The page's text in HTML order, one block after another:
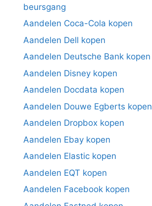
beursgang
Aandelen Coca-Cola kopen
Aandelen Dell kopen
Aandelen Deutsche Bank kopen
Aandelen Disney kopen
Aandelen Docdata kopen
Aandelen Douwe Egberts kopen
Aandelen Dropbox kopen
Aandelen Ebay kopen
Aandelen Elastic kopen
Aandelen EQT kopen
Aandelen Facebook kopen